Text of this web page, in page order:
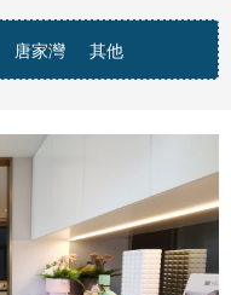
唐家灣 其他